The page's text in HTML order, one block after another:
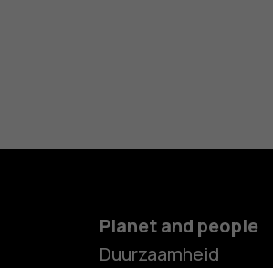
Planet and people
Duurzaamheid